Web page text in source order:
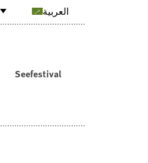
العربية
Seefestival